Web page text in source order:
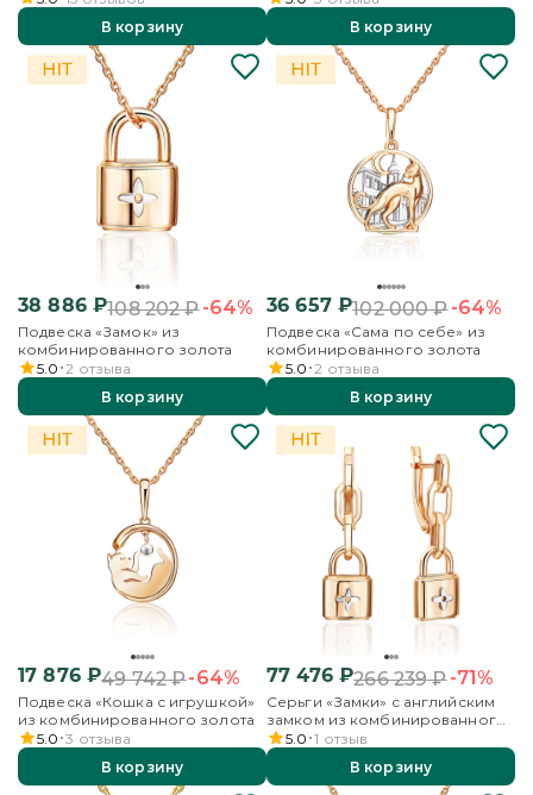
В корзину
В корзину
38 886₽108 202₽-64%
Подвеска «Замок» из
комбинированного золота
5.0 2 отзыва
В корзину
36 657₽102 000₽-64%
Подвеска «Сама по себе» из
комбинированного золота
5.0 2 отзыва
В корзину
17 876₽49 742₽-64%
Подвеска «Кошка с игрушкой»
из комбинированного золота
5.0 3 отзыва
В корзину
77 476₽266 239₽-71%
Серьги «Замки» с английским
замком из комбинированного
золота
5.0 1 отзыв
В корзину